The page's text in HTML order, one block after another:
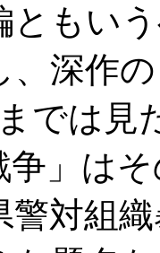
ともい
、深作
では見
争」は
警対組